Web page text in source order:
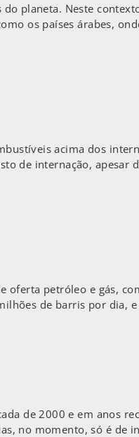
planeta. Neste
os países árabes,
acima dos
de internação, apesar
oferta petróleo e gás,
de barris por dia,
de 2000 e em anos
no momento, só é de